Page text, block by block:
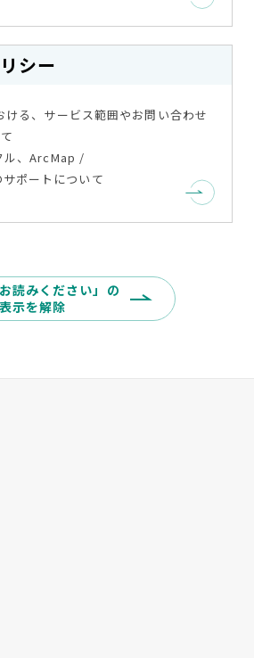
シー
ける、サービス範囲やお問い合わせ
ル、ArcMap /
ポートについて
読みください」の
示を解除